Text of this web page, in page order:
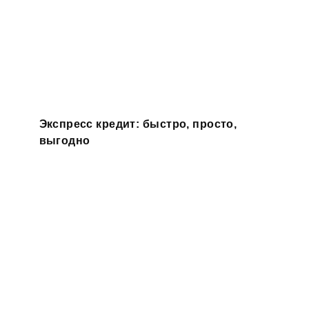
Экспресс кредит: быстро, просто,
выгодно